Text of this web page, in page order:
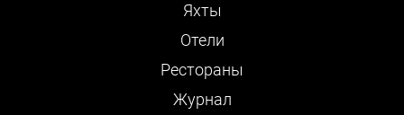
Яхты
Отели
Рестораны
Журнал